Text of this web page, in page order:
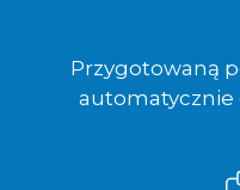
Przygotowaną
automatycznie